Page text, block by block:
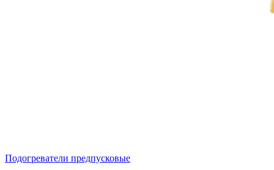
Подогреватели предпусковые